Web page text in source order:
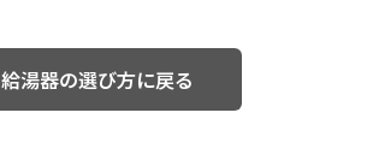
給湯器の選び方に戻る